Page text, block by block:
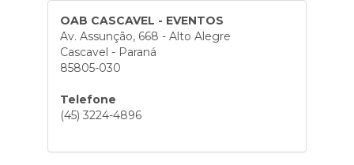
OAB CASCAVEL - EVENTOS
Av. Assunção, 668 - Alto Alegre
Cascavel - Paraná
85805-030
Telefone
(45) 3224-4896